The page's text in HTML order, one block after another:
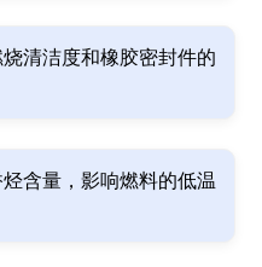
清洁度和橡胶密封件的
含量，影响燃料的低温